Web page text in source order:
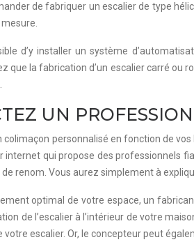
de fabriquer un escalier de type
d’y installer un système
que la fabrication d’un escalier carré ou
UN
colimaçon personnalisé en fonction de
internet qui propose des professionnels
de renom. Vous aurez simplement à
optimal de votre espace, un
de l’escalier à l’intérieur de votre
votre escalier. Or, le concepteur peut